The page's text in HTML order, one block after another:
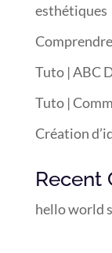
esthétiques
Tuto | ABC
Tuto |
Création
Recent
hello world